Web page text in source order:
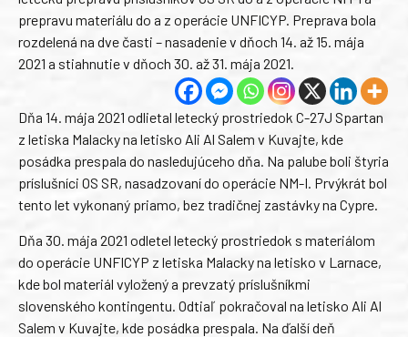
prepravu materiálu do a z operácie UNFICYP. Preprava bola
rozdelená na dve časti – nasadenie v dňoch 14. až 15. mája
2021 a stiahnutie v dňoch 30. až 31. mája 2021.
Dňa 14. mája 2021 odlietal letecký prostriedok C-27J Spartan
z letiska Malacky na letisko Ali Al Salem v Kuvajte, kde
posádka prespala do nasledujúceho dňa. Na palube boli štyria
príslušníci OS SR, nasadzovaní do operácie NM-I. Prvýkrát bol
tento let vykonaný priamo, bez tradičnej zastávky na Cypre.
Dňa 30. mája 2021 odletel letecký prostriedok s materiálom
do operácie UNFICYP z letiska Malacky na letisko v Larnace,
kde bol materiál vyložený a prevzatý príslušníkmi
slovenského kontingentu. Odtiaľ pokračoval na letisko Ali Al
Salem v Kuvajte, kde posádka prespala. Na ďalší deň